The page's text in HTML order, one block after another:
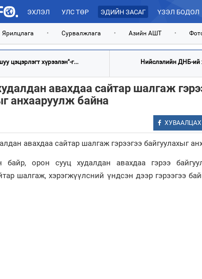
ЭХЛЭЛ УЛС ТӨР ЭДИЙН ЗАСАГ ҮЗЭЛ БОДОЛ
Ярилцлага • Сурвалжлага • Азийн АШТ •
цэцэрлэгт хүрээлэн"-г... Нийслэлийн ДНБ-ий
авахдаа сайтар шалгаж
анхааруулж байна
ХУВААЛЦАХ
байр, орон сууц худалдан авахдаа гэрээ
шалгаж, хэрэгжүүлсний үндсэн дээр гэрээгээ